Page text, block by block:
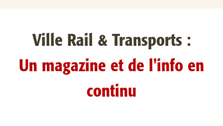
Ville Rail & Transports :
Un magazine et de l'info en
continu